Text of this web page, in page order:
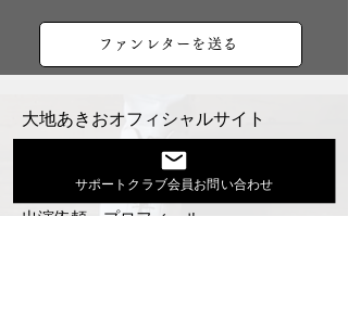
ファンレターを送る
大地あきおオフィシャルサイト
活動スケジュール
出演依頼・プロフィール
サポートクラブ会員お問い合わせ